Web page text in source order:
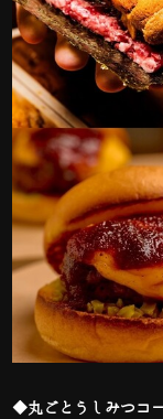
◆丸ごとうしみつコ